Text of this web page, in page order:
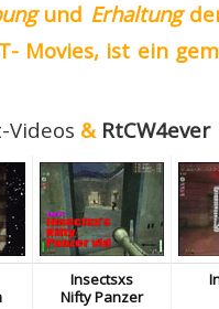
und Erhaltung
Movies, ist ein
Videos & RtCW4ever
Insectsxs
Nifty Panzer